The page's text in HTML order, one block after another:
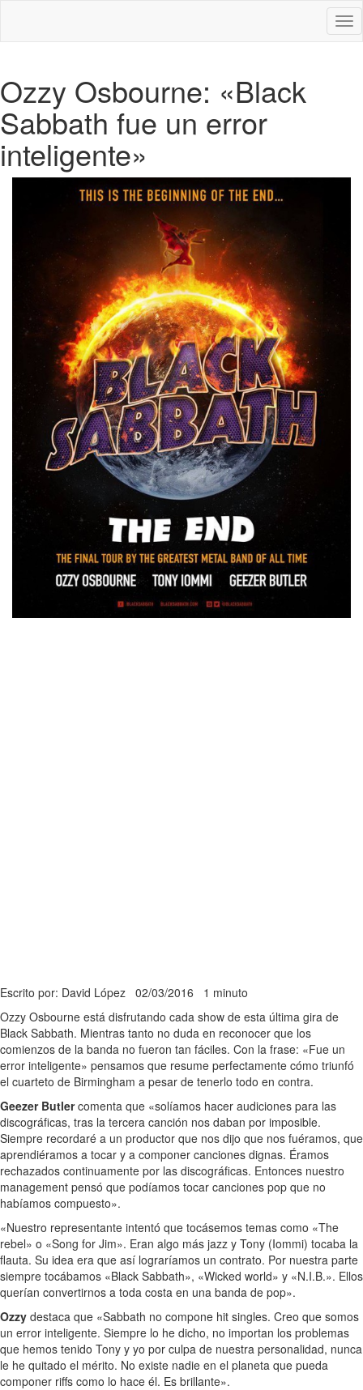
Ozzy Osbourne: «Black
Sabbath fue un error
inteligente»
Escrito por: David López 02/03/2016 1 minuto
Ozzy Osbourne está disfrutando cada show de esta última gira de
Black Sabbath. Mientras tanto no duda en reconocer que los
comienzos de la banda no fueron tan fáciles. Con la frase: «Fue un
error inteligente» pensamos que resume perfectamente cómo triunfó
el cuarteto de Birmingham a pesar de tenerlo todo en contra.
Geezer Butlercomenta que «solíamos hacer audiciones para las
discográficas, tras la tercera canción nos daban por imposible.
Siempre recordaré a un productor que nos dijo que nos fuéramos, que
aprendiéramos a tocar y a componer canciones dignas. Éramos
rechazados continuamente por las discográficas. Entonces nuestro
management pensó que podíamos tocar canciones pop que no
habíamos compuesto».
«Nuestro representante intentó que tocásemos temas como «The
rebel» o «Song for Jim». Eran algo más jazz y Tony (Iommi) tocaba la
flauta. Su idea era que así lograríamos un contrato. Por nuestra parte
siempre tocábamos «Black Sabbath», «Wicked world» y «N.I.B.». Ellos
querían convertirnos a toda costa en una banda de pop».
Ozzy destaca que «Sabbath no compone hit singles. Creo que somos
un error inteligente. Siempre lo he dicho, no importan los problemas
que hemos tenido Tony y yo por culpa de nuestra personalidad, nunca
le he quitado el mérito. No existe nadie en el planeta que pueda
componer riffs como lo hace él. Es brillante».